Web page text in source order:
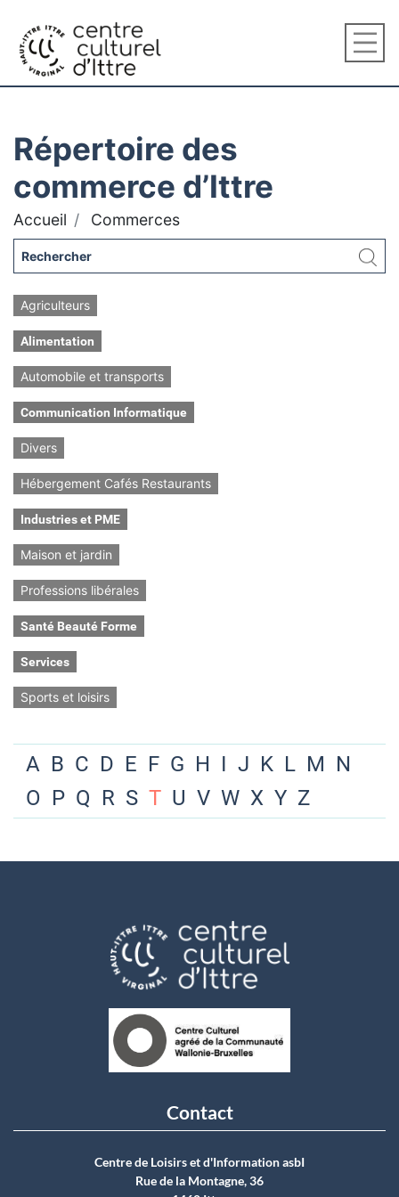
Répertoire des
commerce d’Ittre
Accueil Commerces
Agriculteurs
Alimentation
Automobile et transports
Communication Informatique
Divers
Hébergement Cafés Restaurants
Industries et PME
Maison et jardin
Professions libérales
Santé Beauté Forme
Services
Sports et loisirs
A B C D E F G H I J K L M N
O P Q R S T U V W X Y Z
Contact
Centre de Loisirs et d'Information asbI
Rue de la Montagne, 36